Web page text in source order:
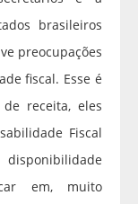
brasileiros
preocupações
fiscal. Esse é
receita, eles
Fiscal
em, muito